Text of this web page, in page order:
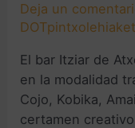
Deja un
El bar Itziar de
en la modalidad
Cojo, Kobika,
certamen